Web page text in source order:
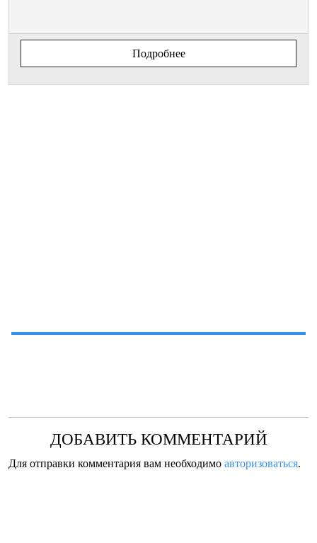
Подробнее
ДОБАВИТЬ КОММЕНТАРИЙ
Для отправки комментария вам необходимо авторизоваться.